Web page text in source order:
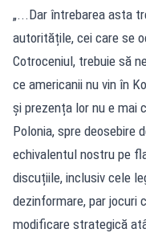
„...Dar întrebarea asta
autoritățile, cei care se
Cotroceniul, trebuie să
ce americanii nu vin în
și prezența lor nu e mai
Polonia, spre deosebire
echivalentul nostru pe
discuțiile, inclusiv cele
dezinformare, par jocuri
modificare strategică